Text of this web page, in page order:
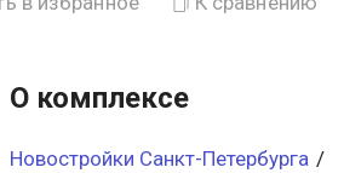
О комплексе
Новостройки Санкт-Петербурга /